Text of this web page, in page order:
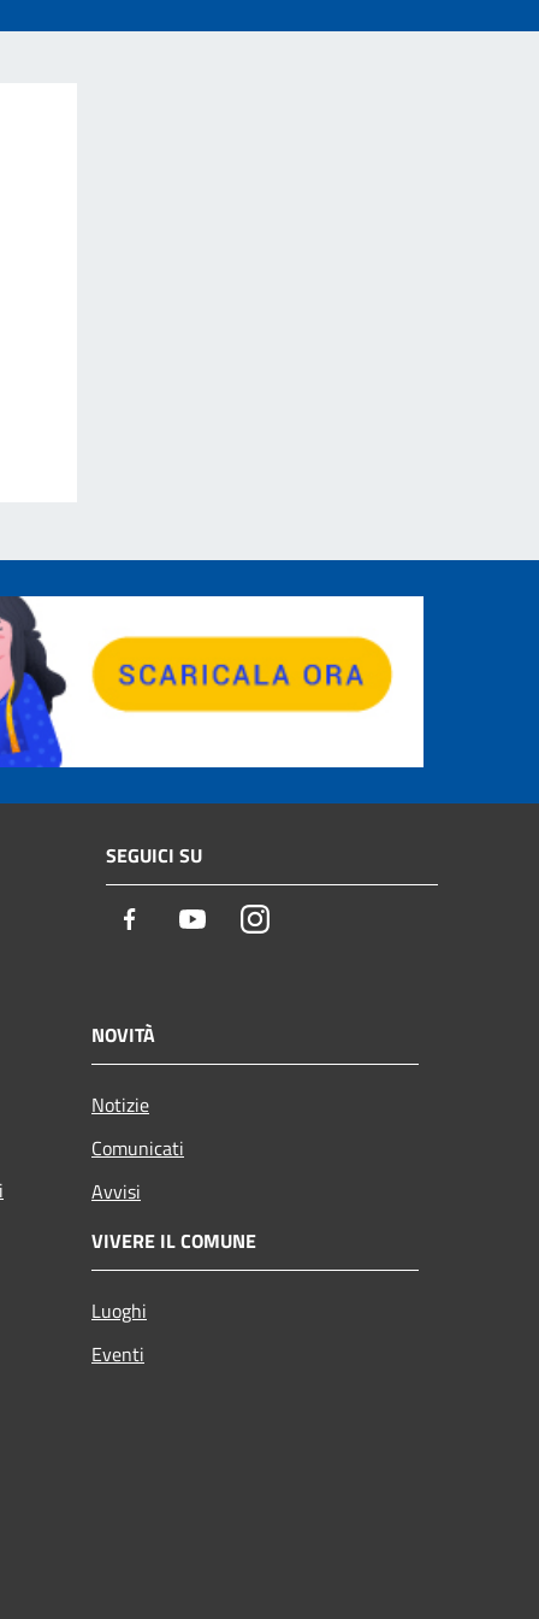
SEGUICI SU
Facebook YoutubeInstagram
NOVITÀ
Notizie
Comunicati
Avvisi
VIVERE IL COMUNE
Luoghi
Eventi